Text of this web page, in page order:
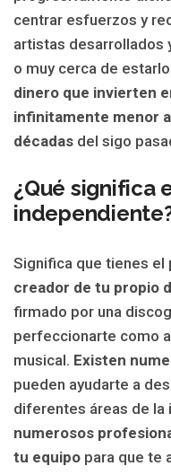
centrar esfuerzos y
artistas desarrollados
o muy cerca de
dinero que invierten
infinitamente menor
décadas del sigo
¿Qué significa
Significa que tienes el
creador de tu propio
firmado por una
perfeccionarte como
musical. Existen
pueden ayudarte a
diferentes áreas de la
numerosos
tu equipo para que te